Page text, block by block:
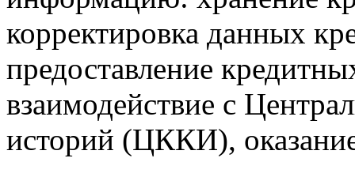
корректировка данных
предоставление
взаимодействие с
историй (ЦККИ),